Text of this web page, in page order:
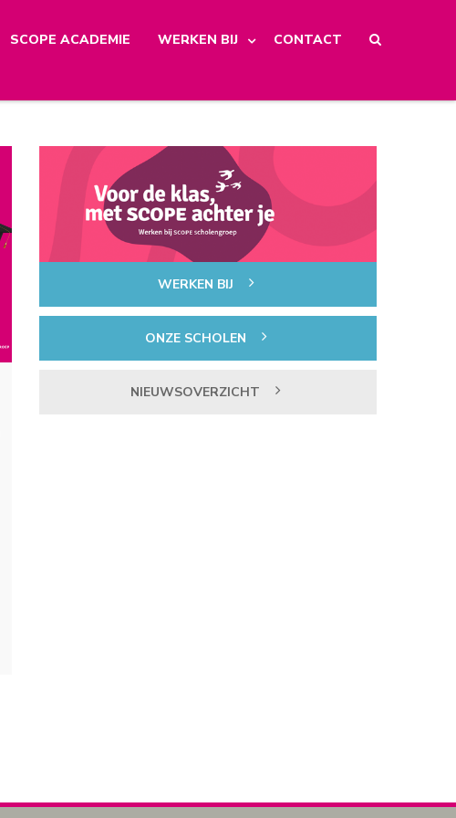
SCOPE ACADEMIE WERKEN BIJ CONTACT
WERKEN BIJ
ONZE SCHOLEN
NIEUWSOVERZICHT